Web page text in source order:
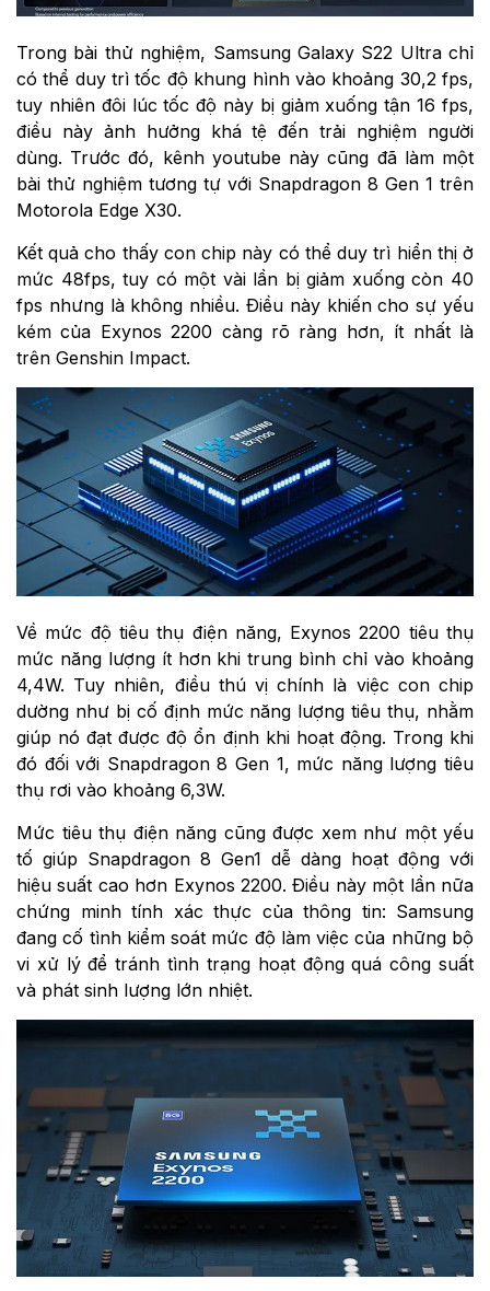
Trong bài thử nghiệm, Samsung Galaxy S22 Ultra chỉ
có thể duy trì tốc độ khung hình vào khoảng 30,2 fps,
tuy nhiên đôi lúc tốc độ này bị giảm xuống tận 16 fps,
điều này ảnh hưởng khá tệ đến trải nghiệm người
dùng. Trước đó, kênh youtube này cũng đã làm một
bài thử nghiệm tương tự với Snapdragon 8 Gen 1 trên
Motorola Edge X30.
Kết quả cho thấy con chip này có thể duy trì hiển thị ở
mức 48fps, tuy có một vài lần bị giảm xuống còn 40
fps nhưng là không nhiều. Điều này khiến cho sự yếu
kém của Exynos 2200 càng rõ ràng hơn, ít nhất là
trên Genshin Impact.
Về mức độ tiêu thụ điện năng, Exynos 2200 tiêu thụ
mức năng lượng ít hơn khi trung bình chỉ vào khoảng
4,4W. Tuy nhiên, điều thú vị chính là việc con chip
dường như bị cố định mức năng lượng tiêu thụ, nhằm
giúp nó đạt được độ ổn định khi hoạt động. Trong khi
đó đối với Snapdragon 8 Gen 1, mức năng lượng tiêu
thụ rơi vào khoảng 6,3W.
Mức tiêu thụ điện năng cũng được xem như một yếu
tố giúp Snapdragon 8 Gen1 dễ dàng hoạt động với
hiệu suất cao hơn Exynos 2200. Điều này một lần nữa
chứng minh tính xác thực của thông tin: Samsung
đang cố tình kiểm soát mức độ làm việc của những bộ
vi xử lý để tránh tình trạng hoạt động quá công suất
và phát sinh lượng lớn nhiệt.